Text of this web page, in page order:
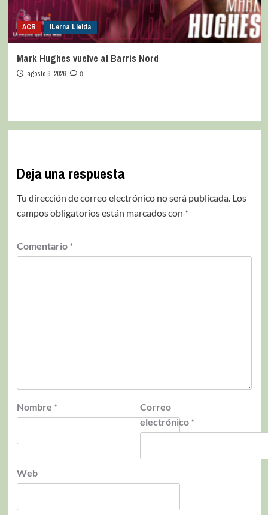
ACB iLerna Lleida
Mark Hughes vuelve al Barris Nord
agosto 6, 2026 0
Deja una respuesta
Tu dirección de correo electrónico no será publicada. Los
campos obligatorios están marcados con *
Comentario *
Nombre *
Correo
electrónico *
Web